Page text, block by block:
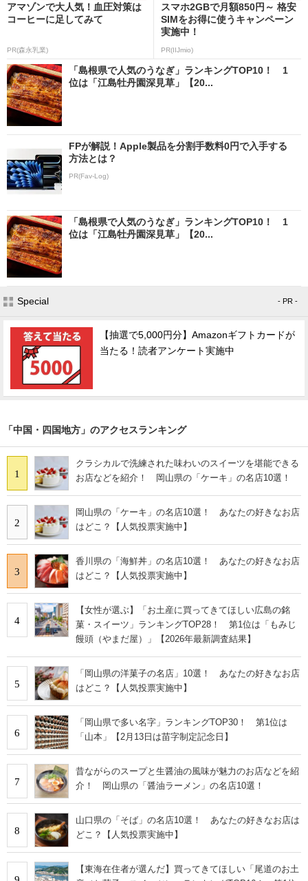
アマゾンで大人気！血圧対策は
コーヒーに足してみて
PR(森永乳業)
スマホ2GBで月額850円～ 格安
SIMをお得に使うキャンペーン
実施中！
PR(IIJmio)
「島根県で人気のうなぎ」ランキングTOP10！ 1
位は「江島牡丹園深見草」【20...
FPが解説！Apple製品を分割手数料0円で入手する
方法とは？
PR(Fav-Log)
「島根県で人気のうなぎ」ランキングTOP10！ 1
位は「江島牡丹園深見草」【20...
Special - PR -
【抽選で5,000円分】Amazonギフトカードが
当たる！読者アンケート実施中
「中国・四国地方」のアクセスランキング
1
クラシカルで洗練された味わいのスイーツを堪能できる
お店などを紹介！ 岡山県の「ケーキ」の名店10選！
2
岡山県の「ケーキ」の名店10選！ あなたの好きなお店
はどこ？【人気投票実施中】
3
香川県の「海鮮丼」の名店10選！ あなたの好きなお店
はどこ？【人気投票実施中】
4
【女性が選ぶ】「お土産に買ってきてほしい広島の銘
菓・スイーツ」ランキングTOP28！ 第1位は「もみじ
饅頭（やまだ屋）」【2026年最新調査結果】
5
「岡山県の洋菓子の名店」10選！ あなたの好きなお店
はどこ？【人気投票実施中】
6
「岡山県で多い名字」ランキングTOP30！ 第1位は
「山本」【2月13日は苗字制定記念日】
7
昔ながらのスープと生醤油の風味が魅力のお店などを紹
介！ 岡山県の「醤油ラーメン」の名店10選！
8
山口県の「そば」の名店10選！ あなたの好きなお店は
どこ？【人気投票実施中】
【東海在住者が選んだ】買ってきてほしい「尾道のお土